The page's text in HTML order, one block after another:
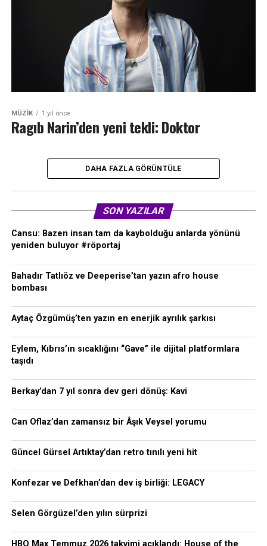
MÜZIK 1 yıl önce
Ragıb Narin’den yeni tekli: Doktor
DAHA FAZLA GÖRÜNTÜLE
SON YAZILAR
Cansu: Bazen insan tam da kaybolduğu anlarda yönünü
yeniden buluyor #röportaj
Bahadır Tatlıöz ve Deeperise’tan yazın afro house
bombası
Aytaç Özgümüş’ten yazın en enerjik ayrılık şarkısı
Eylem, Kıbrıs’ın sıcaklığını “Gave” ile dijital platformlara
taşıdı
Berkay’dan 7 yıl sonra dev geri dönüş: Kavi
Can Oflaz’dan zamansız bir Âşık Veysel yorumu
Güncel Gürsel Artıktay’dan retro tınılı yeni hit
Konfezar ve Defkhan’dan dev iş birliği: LEGACY
Selen Görgüzel’den yılın sürprizi
HBO Max Temmuz 2026 takvimi açıklandı: House of the